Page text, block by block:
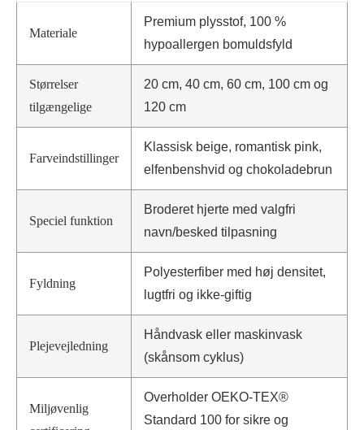
Materiale
Premium plysstof, 100 %
hypoallergen bomuldsfyld
Størrelser
tilgængelige
20 cm, 40 cm, 60 cm, 100 cm og
120 cm
Farveindstillinger
Klassisk beige, romantisk pink,
elfenbenshvid og chokoladebrun
Speciel funktion
Broderet hjerte med valgfri
navn/besked tilpasning
Fyldning
Polyesterfiber med høj densitet,
lugtfri og ikke-giftig
Plejevejledning
Håndvask eller maskinvask
(skånsom cyklus)
Miljøvenlig
Overholder OEKO-TEX®
Standard 100 for sikre og